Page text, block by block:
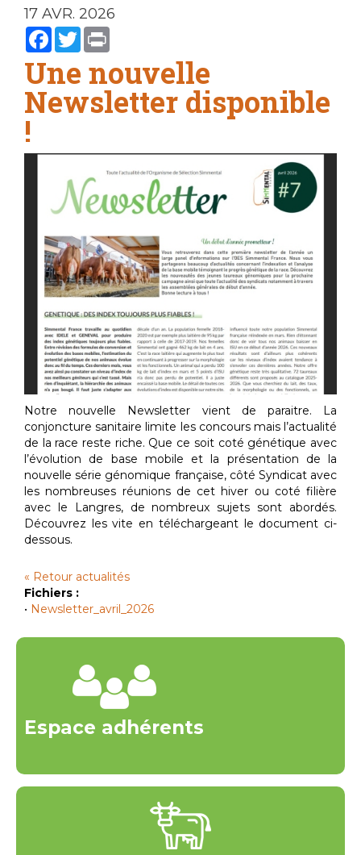
17 AVR. 2026
Facebook
Twitter
Une nouvelle
Newsletter disponible
!
Notre nouvelle Newsletter vient de paraitre. La
conjoncture sanitaire limite les concours mais l’actualité
de la race reste riche. Que ce soit coté génétique avec
l’évolution de base mobile et la présentation de la
nouvelle série génomique française, côté Syndicat avec
les nombreuses réunions de cet hiver ou coté filière
avec le Langres, de nombreux sujets sont abordés.
Découvrez les vite en téléchargeant le document ci-
dessous.
« Retour actualités
Fichiers :
• Newsletter_avril_2026
Espace adhérents